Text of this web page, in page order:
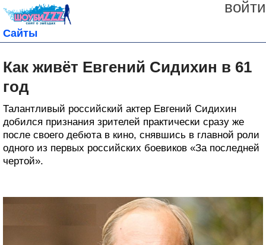
войти
Сайты
Как живёт Евгений Сидихин в 61
год
Талантливый российский актер Евгений Сидихин
добился признания зрителей практически сразу же
после своего дебюта в кино, снявшись в главной роли
одного из первых российских боевиков «За последней
чертой».